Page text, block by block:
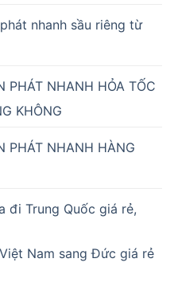
nhanh sầu riêng từ
PHÁT NHANH HỎA TỐC
KHÔNG
PHÁT NHANH HÀNG
đi Trung Quốc giá rẻ,
Nam sang Đức giá rẻ